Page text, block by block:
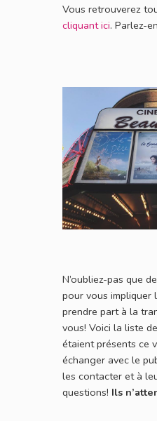
Vous retrouverez
cliquant ici. Parlez-
N’oubliez-pas que
pour vous impliquer
prendre part à la
vous! Voici la liste
étaient présents ce
échanger avec le
les contacter et à
questions! Ils